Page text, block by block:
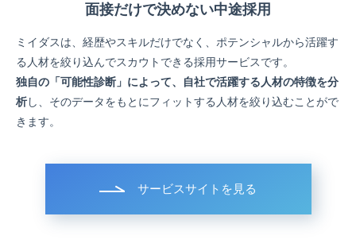
面接だけで決めない中途採用
ミイダスは、経歴やスキルだけでなく、ポテンシャルから活躍す
る人材を絞り込んでスカウトできる採用サービスです。
独自の「可能性診断」によって、自社で活躍する人材の特徴を分
析し、そのデータをもとにフィットする人材を絞り込むことがで
きます。
サービスサイトを見る